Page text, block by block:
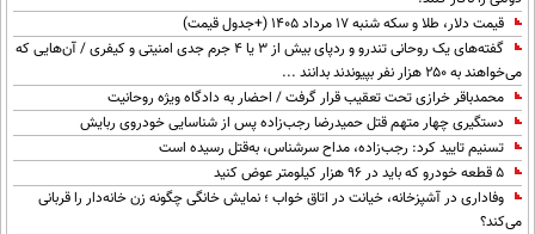
قیمت دلار، طلا و سکه شنبه ۱۷ مرداد ۱۴۰۵ (+جدول قیمت)
گفته‌های یک روحانی تندرو و ردپای بیش از ۳ یا ۴ جرم جدی امنیتی و کیفری / آن‌هایی که
می‌خواهند به ۲۵۰ هزار نفر بپیوندند بدانند ...
محمدباقر خرازی تحت تعقیب قرار گرفت / احضار به دادگاه ویژه روحانیت
دستگیری چهار متهم قتل حمیدرضا رجب‌زاده پس از شناسایی خودروی ربایش
تسنیم تایید کرد: رجب‌زاده، مداح سرشناس، به‌قتل رسیده است
۵ قطعه خودرو که باید در ۹۶ هزار کیلومتر عوض کنید
وفاداری در آشپزخانه، خیانت در اتاق خواب ؛ نمایش خانگی چگونه زن خانه‌دار را قربانی
می‌کند؟